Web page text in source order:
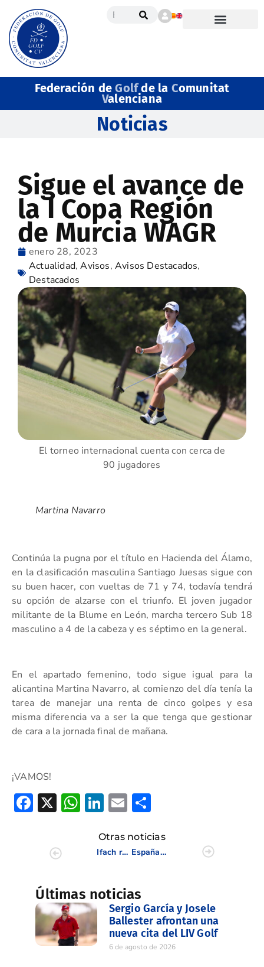
Federación deGolfde la Comunitat
Valenciana
Noticias
Sigue el avance de
la I Copa Región
de Murcia WAGR
enero 28, 2023
Actualidad,Avisos,Avisos Destacados,
Destacados
El torneo internacional cuenta con cerca de
90 jugadores
Martina Navarro
Continúa la pugna por el título en Hacienda del Álamo,
en la clasificación masculina Santiago Juesas sigue con
su buen hacer, con vueltas de 71 y 74, todavía tendrá
su opción de alzarse con el triunfo. El joven jugador
militante de la Blume en León, marcha tercero Sub 18
masculino a 4 de la cabeza y es séptimo en la general.
En el apartado femenino, todo sigue igual para la
alicantina Martina Navarro, al comienzo del día tenía la
tarea de manejar una renta de cinco golpes y esa
misma diferencia va a ser la que tenga que gestionar
de cara a la jornada final de mañana.
¡VAMOS!
Facebook
X WhatsApp
LinkedIn
Email
Otras noticias
Ifach recibe la primera prueba del Circuito de 5ª Categoría & Executive
España vence a Países Bajos y suma su 12ª victoria en el Match Absoluto de Costa Ballena
Últimas noticias
Sergio García y Josele
Ballester afrontan una
nueva cita del LIV Golf
6 de agosto de 2026